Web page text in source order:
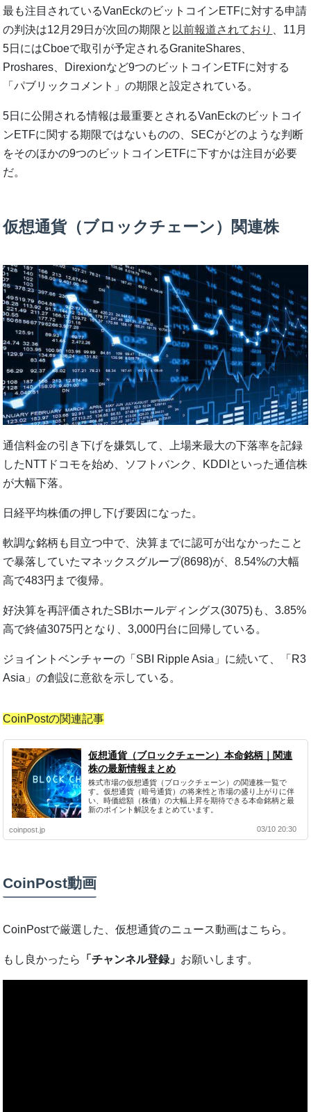
最も注目されているVanEckのビットコインETFに対する申請
の判決は12月29日が次回の期限と 以前報道されており
、11月
5日にはCboeで取引が予定されるGraniteShares、
Proshares、Direxionなど9つのビットコインETFに対する
「パブリックコメント」の期限と設定されている。
5日に公開される情報は最重要とされるVanEckのビットコイ
ンETFに関する期限ではないものの、SECがどのような判断
をそのほかの9つのビットコインETFに下すかは注目が必要
だ。
仮想通貨（ブロックチェーン）関連株
通信料金の引き下げを嫌気して、上場来最大の下落率を記録
したNTTドコモを始め、ソフトバンク、KDDIといった通信株
が大幅下落。
日経平均株価の押し下げ要因になった。
軟調な銘柄も目立つ中で、決算までに認可が出なかったこと
で暴落していたマネックスグループ(8698)が、8.54%の大幅
高で483円まで復帰。
好決算を再評価されたSBIホールディングス(3075)も、3.85%
高で終値3075円となり、3,000円台に回帰している。
ジョイントベンチャーの「SBI Ripple Asia」に続いて、「R3
Asia」の創設に意欲を示している。
CoinPostの関連記事
仮想通貨（ブロックチェーン）本命銘柄｜関連
株の最新情報まとめ
株式市場の仮想通貨（ブロックチェーン）の関連株一覧で
す。仮想通貨（暗号通貨）の将来性と市場の盛り上がりに伴
い、時価総額（株価）の大幅上昇を期待できる本命銘柄と最
新のポイント解説をまとめています。
coinpost.jp 03/10 20:30
CoinPost動画
CoinPostで厳選した、仮想通貨のニュース動画はこちら。
もし良かったら 「チャンネル登録」 お願いします。